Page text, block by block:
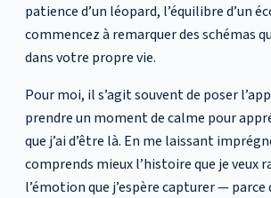
patience d’un léopard, l’équilibre d’un
commencez à remarquer des schémas
dans votre propre vie.
Pour moi, il s’agit souvent de poser
prendre un moment de calme pour
que j’ai d’être là. En me laissant
comprends mieux l’histoire que je veux
l’émotion que j’espère capturer — parce